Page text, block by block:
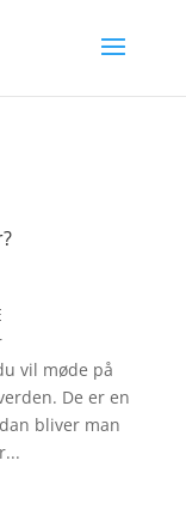
vil møde på
De er en
bliver man